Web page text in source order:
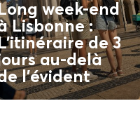
Long week-end
Lisbonne :
de 3
au-delà
l'évident